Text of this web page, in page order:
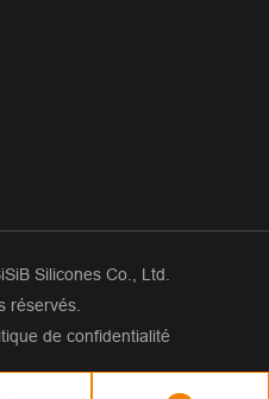
Silicones Co., Ltd.
réservés.
de confidentialité